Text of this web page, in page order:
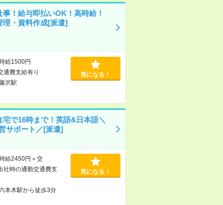
事！給与即払いOK！高時給！
理・資料作成[派遣]
給1500円
通費支給有り
沢駅
気になる！
宅で16時まで！英語&日本語＼
サポート／[派遣]
給2450円＋交
社時の通勤交通費支
本木駅から徒歩3分
気になる！